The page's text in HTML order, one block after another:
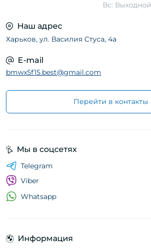
Вс: Выходной
Наш адрес
Харьков, ул. Василия Стуса, 4а
E-mail
bmwx5f15.best@gmail.com
Перейти в контакты
Информация
Мы в соцсетях
Telegram
Viber
Whatsapp